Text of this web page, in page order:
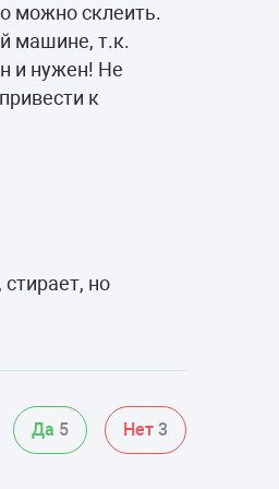
можно склеить.
машине, т.к.
и нужен! Не
к
но
Да 5 Нет 3